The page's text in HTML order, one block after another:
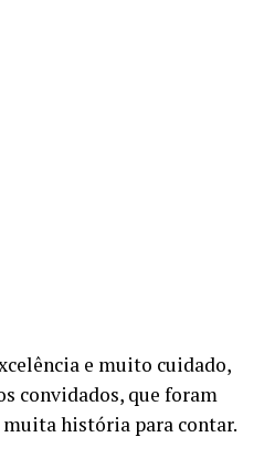
e muito cuidado,
convidados, que foram
muita história para contar.